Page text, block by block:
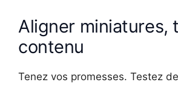
Aligner miniatures,
contenu
Tenez vos promesses. Testez